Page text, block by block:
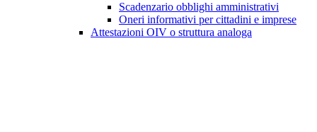
Scadenzario obblighi amministrativi
Oneri informativi per cittadini e imprese
Attestazioni OIV o struttura analoga